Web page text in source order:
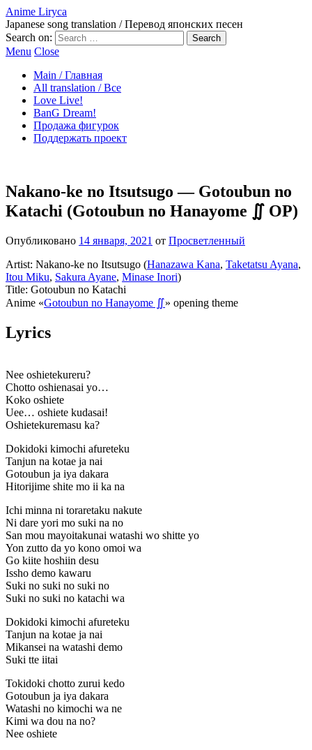
Anime Liryca
Japanese song translation / Перевод японских песен
Search on:
Menu Close
Main / Главная
All translation / Все
Love Live!
BanG Dream!
Продажа фигурок
Поддержать проект
Nakano-ke no Itsutsugo — Gotoubun no
Katachi (Gotoubun no Hanayome ∬ OP)
Опубликовано 14 января, 2021 от Просветленный
Artist: Nakano-ke no Itsutsugo (Hanazawa Kana, Taketatsu Ayana,
Itou Miku, Sakura Ayane, Minase Inori)
Title: Gotoubun no Katachi
Anime «Gotoubun no Hanayome ∬» opening theme
Lyrics
Nee oshietekureru?
Chotto oshienasai yo…
Koko oshiete
Uee… oshiete kudasai!
Oshietekuremasu ka?
Dokidoki kimochi afureteku
Tanjun na kotae ja nai
Gotoubun ja iya dakara
Hitorijime shite mo ii ka na
Ichi minna ni toraretaku nakute
Ni dare yori mo suki na no
San mou mayoitakunai watashi wo shitte yo
Yon zutto da yo kono omoi wa
Go kiite hoshiin desu
Issho demo kawaru
Suki no suki no suki no
Suki no suki no katachi wa
Dokidoki kimochi afureteku
Tanjun na kotae ja nai
Mikansei na watashi demo
Suki tte iitai
Tokidoki chotto zurui kedo
Gotoubun ja iya dakara
Watashi no kimochi wa ne
Kimi wa dou na no?
Nee oshiete